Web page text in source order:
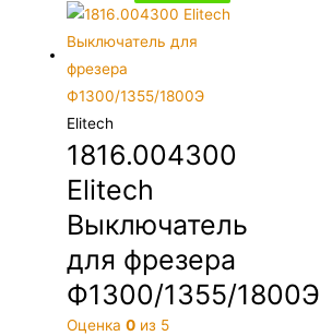
Elitech
1816.004300
Elitech
Выключатель
для фрезера
Ф1300/1355/1800Э
Оценка0 из 5